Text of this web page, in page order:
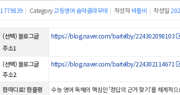
1779839 | Category고등영어 숨마쿰라우데 | 작성자 바틀비 | 작성일
(선택) 블로그글
주소1
https://blog.naver.com/bartelby/224302098103
(선택) 블로그글
주소2
https://blog.naver.com/bartelby/224302114671
한마디로! 한줄평
수능 영어 독해의 핵심인 '정답의 근거 찾기'를 체계적